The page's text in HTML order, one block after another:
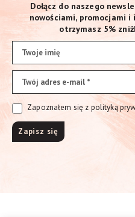
Dołącz do naszego
nowościami, promocjami
otrzymasz 5%
Zapoznałem się z polityką